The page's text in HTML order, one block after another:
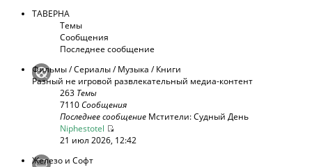
ТАВЕРНА
Темы
Сообщения
Последнее сообщение
Фильмы / Сериалы / Музыка / Книги
Разный не игровой развлекательный медиа-контент
263 Темы
7110Сообщения
Последнее сообщение Мстители: Судный День
Niphestotel
21 июл 2026, 12:42
Железо и Софт